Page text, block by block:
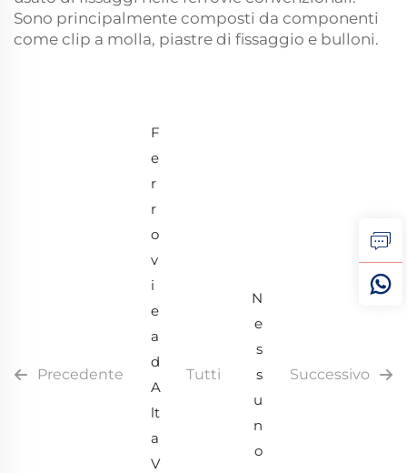
Sono principalmente composti da componenti
come clip a molla, piastre di fissaggio e bulloni.
Precedente
F
e
r
r
o
v
i
e
a
d
A
lt
a
V
Tutti Successivo
N
e
s
s
u
n
o